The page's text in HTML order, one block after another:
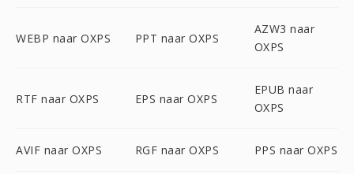
WEBP naar OXPS PPT naar OXPS
AZW3 naar
OXPS
RTF naar OXPS EPS naar OXPS
EPUB naar
OXPS
AVIF naar OXPS RGF naar OXPS PPS naar OXPS